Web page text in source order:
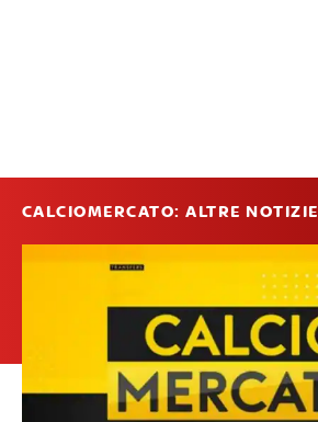
CALCIOMERCATO: ALTRE NOTIZIE